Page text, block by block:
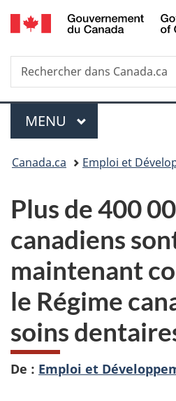
au
à
Au
du
à
Recherche
Rechercher
dans
Menu
MENU PRINCIPAL
Vous
ici :
Canada.ca Emploi et
Plus de 400
canadiens
maintenant
le Régime
soins
De : Emploi et